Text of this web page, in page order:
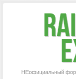
НЕофициальный